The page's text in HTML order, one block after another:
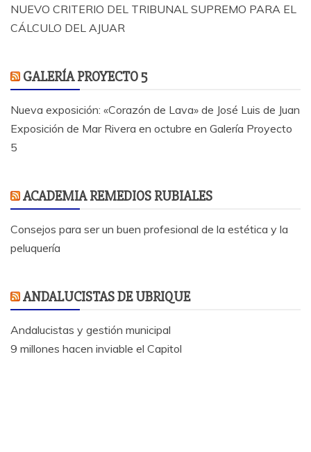
NUEVO CRITERIO DEL TRIBUNAL SUPREMO PARA EL
CÁLCULO DEL AJUAR
GALERÍA PROYECTO 5
Nueva exposición: «Corazón de Lava» de José Luis de Juan
Exposición de Mar Rivera en octubre en Galería Proyecto
5
ACADEMIA REMEDIOS RUBIALES
Consejos para ser un buen profesional de la estética y la
peluquería
ANDALUCISTAS DE UBRIQUE
Andalucistas y gestión municipal
9 millones hacen inviable el Capitol